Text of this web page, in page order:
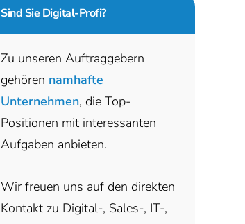
Sind Sie Digital-Profi?
Zu unseren Auftraggebern
gehören namhafte
Unternehmen, die Top-
Positionen mit interessanten
Aufgaben anbieten.
Wir freuen uns auf den direkten
Kontakt zu Digital-, Sales-, IT-,